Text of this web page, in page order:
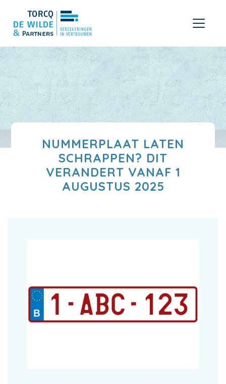
NUMMERPLAAT LATEN
SCHRAPPEN? DIT
VERANDERT VANAF 1
AUGUSTUS 2025